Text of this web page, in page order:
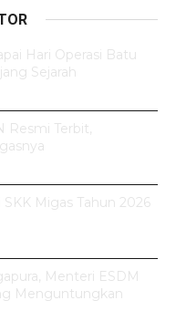
Hari Operasi Batu
Sejarah
Resmi Terbit,
Migas Tahun 2026
Menteri ESDM
Menguntungkan